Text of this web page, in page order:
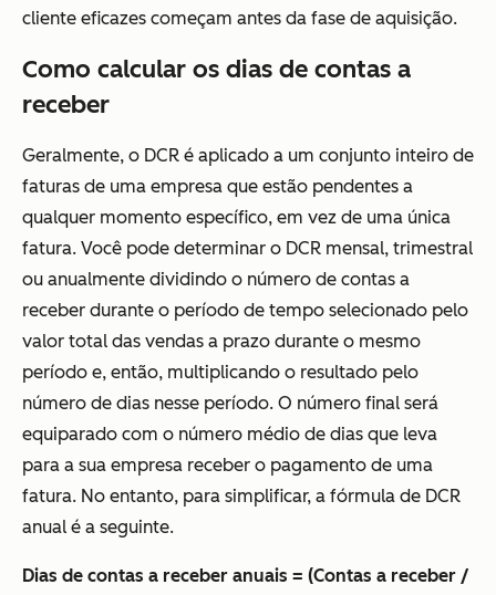
cliente eficazes começam antes da fase de aquisição.
Como calcular os dias de contas a
receber
Geralmente, o DCR é aplicado a um conjunto inteiro de
faturas de uma empresa que estão pendentes a
qualquer momento específico, em vez de uma única
fatura. Você pode determinar o DCR mensal, trimestral
ou anualmente dividindo o número de contas a
receber durante o período de tempo selecionado pelo
valor total das vendas a prazo durante o mesmo
período e, então, multiplicando o resultado pelo
número de dias nesse período. O número final será
equiparado com o número médio de dias que leva
para a sua empresa receber o pagamento de uma
fatura. No entanto, para simplificar, a fórmula de DCR
anual é a seguinte.
Dias de contas a receber anuais = (Contas a receber /